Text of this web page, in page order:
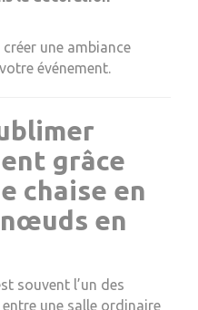
une ambiance
événement.
grâce
chaise en
en
souvent l’un des
une salle ordinaire